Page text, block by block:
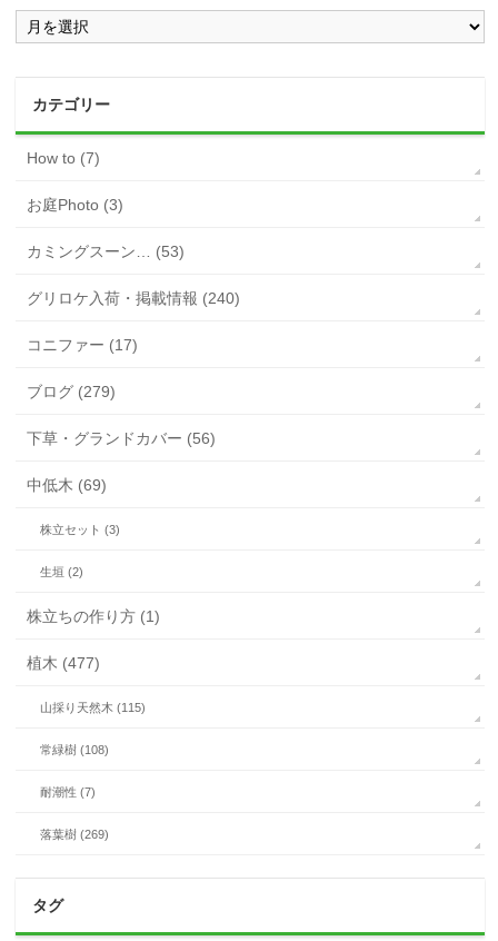
カテゴリー
How to (7)
お庭Photo (3)
カミングスーン… (53)
グリロケ入荷・掲載情報 (240)
コニファー (17)
ブログ (279)
下草・グランドカバー (56)
中低木 (69)
株立セット (3)
生垣 (2)
株立ちの作り方 (1)
植木 (477)
山採り天然木 (115)
常緑樹 (108)
耐潮性 (7)
落葉樹 (269)
タグ